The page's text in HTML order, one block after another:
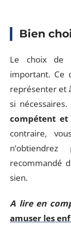
Bien
Le choix de
important. Ce
représenter et
si
compétent
contraire,
recommandé
sien.
A lire en
amuser les